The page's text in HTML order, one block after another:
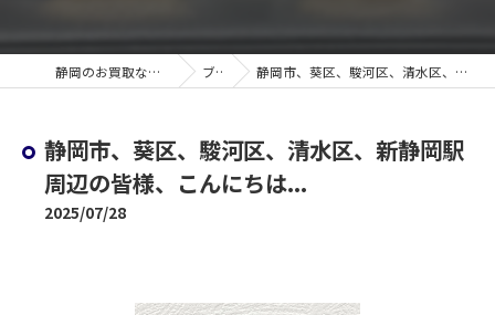
静岡のお買取なら買取大吉 新静岡店 ブログ 静岡市、葵区、駿河区、清水区、新静岡駅周辺の皆様、こんにちは...
静岡市、葵区、駿河区、清水区、新静岡駅
周辺の皆様、こんにちは...
2025/07/28